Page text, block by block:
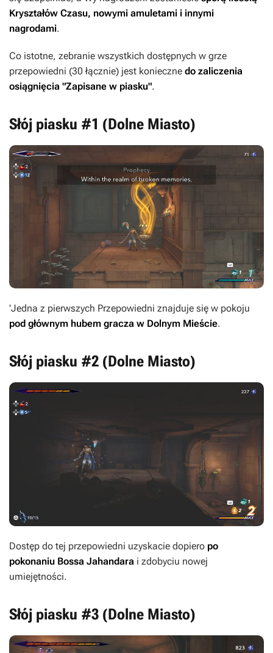
Kryształów Czasu, nowymi amuletami i innymi
nagrodami.
Co istotne, zebranie wszystkich dostępnych w grze
przepowiedni (30 łącznie) jest konieczne do zaliczenia
osiągnięcia "Zapisane w piasku".
Słój piasku #1 (Dolne Miasto)
'Jedna z pierwszych Przepowiedni znajduje się w pokoju
pod głównym hubem gracza w Dolnym Mieście.
Słój piasku #2 (Dolne Miasto)
Dostęp do tej przepowiedni uzyskacie dopiero po
pokonaniu Bossa Jahandara i zdobyciu nowej
umiejętności.
Słój piasku #3 (Dolne Miasto)